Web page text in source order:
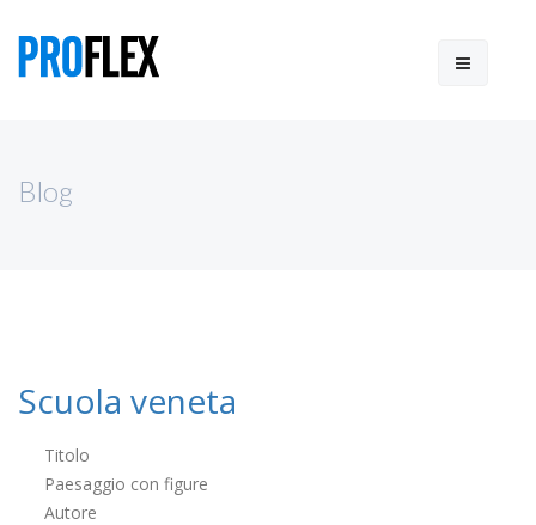
Blog
Scuola veneta
Titolo
Paesaggio con figure
Autore